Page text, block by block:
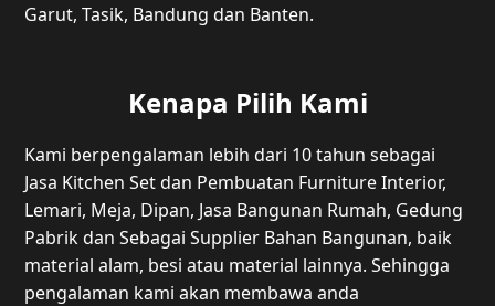
Garut, Tasik, Bandung dan Banten.
Kenapa Pilih Kami
Kami berpengalaman lebih dari 10 tahun sebagai
Jasa Kitchen Set dan Pembuatan Furniture Interior,
Lemari, Meja, Dipan, Jasa Bangunan Rumah, Gedung
Pabrik dan Sebagai Supplier Bahan Bangunan, baik
material alam, besi atau material lainnya. Sehingga
pengalaman kami akan membawa anda